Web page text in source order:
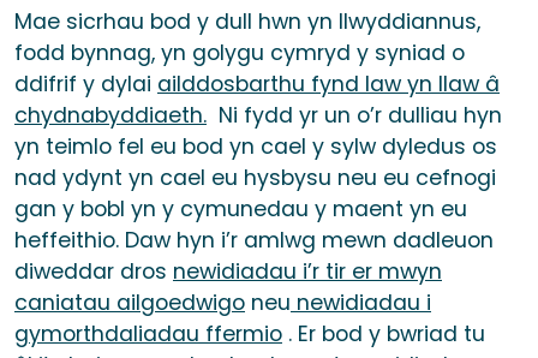
Mae sicrhau bod y dull hwn yn llwyddiannus,
fodd bynnag, yn golygu cymryd y syniad o
ddifrif y dylai ailddosbarthu fynd law yn llaw â
chydnabyddiaeth. Ni fydd yr un o’r dulliau hyn
yn teimlo fel eu bod yn cael y sylw dyledus os
nad ydynt yn cael eu hysbysu neu eu cefnogi
gan y bobl yn y cymunedau y maent yn eu
heffeithio. Daw hyn i’r amlwg mewn dadleuon
diweddar dros newidiadau i’r tir er mwyn
caniatau ailgoedwigo neu newidiadau i
gymorthdaliadau ffermio . Er bod y bwriad tu